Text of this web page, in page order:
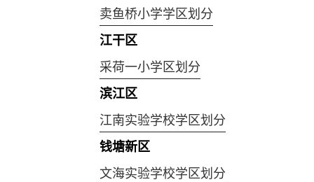
卖鱼桥小学学区划分
江干区
采荷一小学区划分
滨江区
江南实验学校学区划分
钱塘新区
文海实验学校学区划分